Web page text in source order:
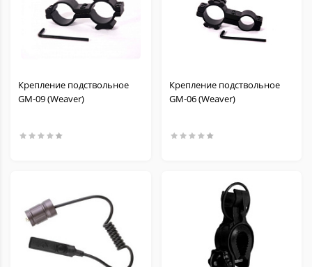
Крепление подствольное
GM-09 (Weaver)
Крепление подствольное
GM-06 (Weaver)